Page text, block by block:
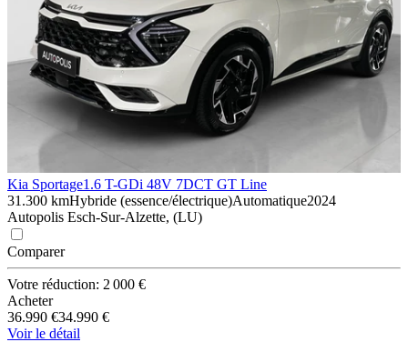
Kia Sportage1.6 T-GDi 48V 7DCT GT Line
31.300 kmHybride (essence/électrique)Automatique2024
Autopolis Esch-Sur-Alzette, (LU)
Comparer
Votre réduction: 2 000 €
Acheter
36.990 €34.990 €
Voir le détail